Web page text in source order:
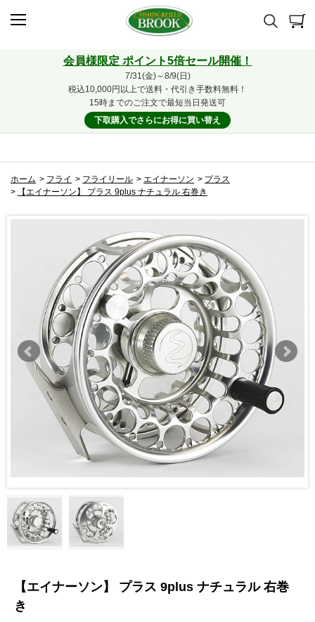
会員様限定 ポイント5倍セール開催！
7/31(金)～8/9(日)
税込10,000円以上で送料・代引き手数料無料！
15時までのご注文で最短当日発送可
下取購入でさらにお得に買い替え
ホーム > フライ > フライリール > エイナーソン > プラス
>
【エイナーソン】 プラス 9plus ナチュラル 右巻き
【エイナーソン】 プラス 9plus ナチュラル 右巻
き